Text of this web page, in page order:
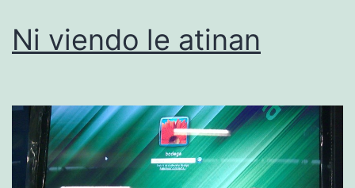
Ni viendo le atinan